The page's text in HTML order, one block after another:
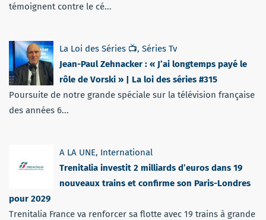
témoignent contre le cé...
La Loi des Séries 📺, Séries Tv
Jean-Paul Zehnacker : « J’ai longtemps payé le
rôle de Vorski » | La loi des séries #315
Poursuite de notre grande spéciale sur la télévision française
des années 6...
A LA UNE, International
Trenitalia investit 2 milliards d’euros dans 19
nouveaux trains et confirme son Paris-Londres
pour 2029
Trenitalia France va renforcer sa flotte avec 19 trains à grande